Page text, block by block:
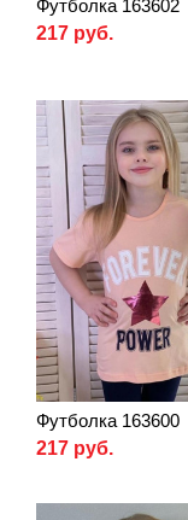
Футболка 163602
217 руб.
Футболка 163600
217 руб.